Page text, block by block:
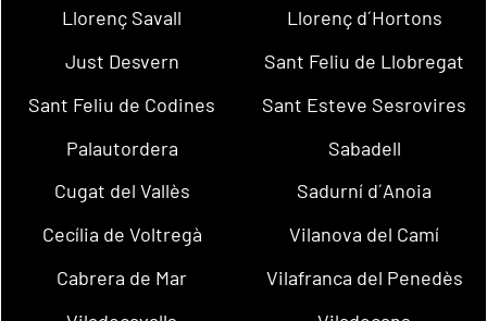
Llorenç Savall
Llorenç d´Hortons
Just Desvern
Sant Feliu de Llobregat
Sant Feliu de Codines
Sant Esteve Sesrovires
Palautordera
Sabadell
Cugat del Vallès
Sadurní d´Anoia
Cecília de Voltregà
Vilanova del Camí
Cabrera de Mar
Vilafranca del Penedès